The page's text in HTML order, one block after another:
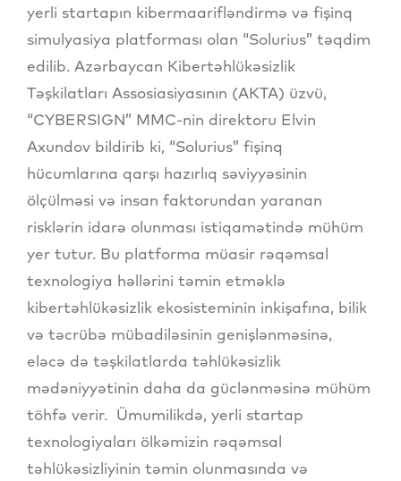
yerli startapın kibermaarifləndirmə və fişinq
simulyasiya platforması olan “Solurius” təqdim
edilib. Azərbaycan Kibertəhlükəsizlik
Təşkilatları Assosiasiyasının (AKTA) üzvü,
“CYBERSIGN” MMC-nin direktoru Elvin
Axundov bildirib ki, “Solurius” fişinq
hücumlarına qarşı hazırlıq səviyyəsinin
ölçülməsi və insan faktorundan yaranan
risklərin idarə olunması istiqamətində mühüm
yer tutur. Bu platforma müasir rəqəmsal
texnologiya həllərini təmin etməklə
kibertəhlükəsizlik ekosisteminin inkişafına, bilik
və təcrübə mübadiləsinin genişlənməsinə,
eləcə də təşkilatlarda təhlükəsizlik
mədəniyyətinin daha da güclənməsinə mühüm
töhfə verir. Ümumilikdə, yerli startap
texnologiyaları ölkəmizin rəqəmsal
təhlükəsizliyinin təmin olunmasında və